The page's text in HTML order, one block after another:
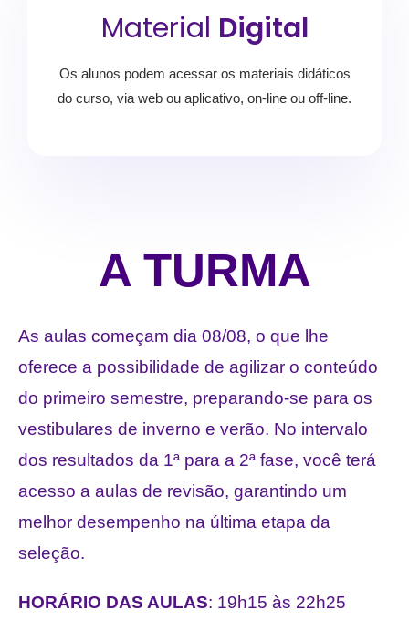
Material Digital
Os alunos podem acessar os materiais didáticos
do curso, via web ou aplicativo, on-line ou off-line.
A TURMA
As aulas começam dia 08/08, o que lhe
oferece a possibilidade de agilizar o conteúdo
do primeiro semestre, preparando-se para os
vestibulares de inverno e verão. No intervalo
dos resultados da 1ª para a 2ª fase, você terá
acesso a aulas de revisão, garantindo um
melhor desempenho na última etapa da
seleção.
HORÁRIO DAS AULAS: 19h15 às 22h25